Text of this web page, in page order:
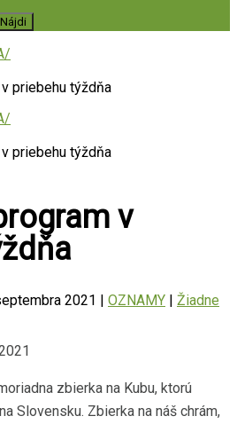
priebehu týždňa
priebehu týždňa
v
2021 | OZNAMY | Žiadne
zbierka na Kubu, ktorú
Slovensku. Zbierka na náš chrám,